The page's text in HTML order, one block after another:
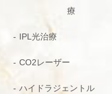
療
IPL光治療
CO2レーザー
ハイドラジェントル